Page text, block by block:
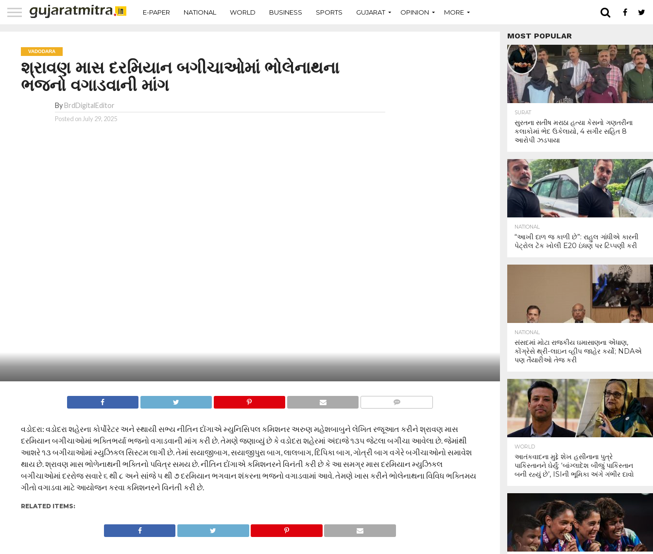
E-PAPER NATIONAL WORLD BUSINESS SPORTS GUJARAT OPINION MORE
VADODARA
શ્રાવણ માસ દરમિયાન બગીચાઓમાં ભોલેનાથના
ભજનો વગાડવાની માંગ
By BrdDigitalEditor
Posted on July 29, 2025
વડોદરા: વડોદરા શહેરના કોર્પોરેટર અને સ્થાયી સભ્ય નીતિન દોંગાએ મ્યુનિસિપલ કમિશનર અરુણ મહેશબાબુને લેખિત રજૂઆત કરીને શ્રાવણ માસ
દરમિયાન બગીચાઓમાં ભક્તિભર્યા ભજનો વગાડવાની માંગ કરી છે. તેમણે જણાવ્યું છે કે વડોદરા શહેરમાં અંદાજે ૧૩૫ જેટલા બગીચા આવેલા છે. જેમાંથી
આશરે ૧૩ બગીચાઓમાં મ્યુઝિકલ સિસ્ટમ લાગી છે. તેમાં સયાજીબાગ, સયાજીપુરા બાગ, લાલબાગ, દિપિકા બાગ, ગોત્રી બાગ વગેરે બગીચાઓનો સમાવેશ
થાય છે. શ્રાવણ માસ ભોળેનાથની ભક્તિનો પવિત્ર સમય છે. નીતિન દોંગાએ કમિશનરને વિનંતી કરી છે કે આ સમગ્ર માસ દરમિયાન મ્યુઝિકલ
બગીચાઓમાં દરરોજ સવારે ૬ થી ૮ અને સાંજે ૫ થી ૭ દરમિયાન ભગવાન શંકરના ભજનો વગાડવામાં આવે. તેમણે ખાસ કરીને ભોલેનાથના વિવિધ ભક્તિમય
ગીતો વગાડવા માટે આયોજન કરવા કમિશનરને વિનંતી કરી છે.
RELATED ITEMS:
MOST POPULAR
SURAT
સુરતના સતીષ મરાઠા હત્યા કેસનો ગણતરીના
કલાકોમાં ભેદ ઉકેલાયો, 4 સગીર સહિત 8
આરોપી ઝડપાયા
NATIONAL
“આખી દાળ જ કાળી છે”: રાહુલ ગાંધીએ કારની
પેટ્રોલ ટેંક ખોલી E20 ઇંધણ પર ટિપ્પણી કરી
NATIONAL
સંસદમાં મોટા રાજકીય ઘમાસાણના એંધાણ,
કોંગ્રેસે થ્રી-લાઇન વ્હીપ જાહેર કર્યો; NDAએ
પણ તૈયારીઓ તેજ કરી
WORLD
આતંકવાદના મુદ્દે શેખ હસીનાના પુત્રે
પાકિસ્તાનને ઘેર્યું: ‘બાંગ્લાદેશ બીજું પાકિસ્તાન
બની રહ્યું છે’, ISIની ભૂમિકા અંગે ગંભીર દાવો